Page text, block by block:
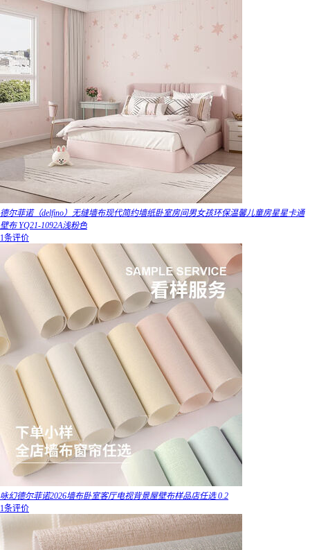
德尔菲诺（delfino）无缝墙布现代简约墙纸卧室房间男女孩环保温馨儿童房星星卡通
壁布 YQ21-1092A浅粉色
1条评价
咏幻德尔菲诺2026墙布卧室客厅电视背景屋壁布样品店任选 0.2
1条评价